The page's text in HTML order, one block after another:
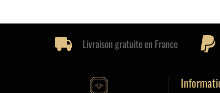
Livraison gratuite en France